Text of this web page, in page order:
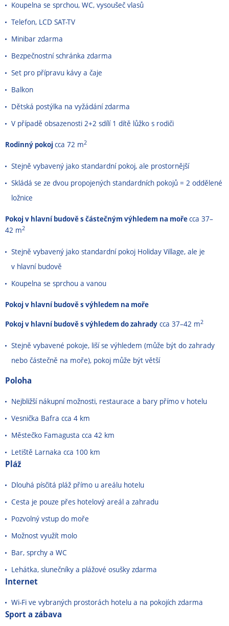
Koupelna se sprchou, WC, vysoušeč vlasů
Telefon, LCD SAT-TV
Minibar zdarma
Bezpečnostní schránka zdarma
Set pro přípravu kávy a čaje
Balkon
Dětská postýlka na vyžádání zdarma
V případě obsazenosti 2+2 sdílí 1 dítě lůžko s rodiči
Rodinný pokoj cca 72 m2
Stejně vybavený jako standardní pokoj, ale prostornější
Skládá se ze dvou propojených standardních pokojů = 2 oddělené
ložnice
Pokoj v hlavní budově s částečným výhledem na mořecca 37–
42 m2
Stejně vybavený jako standardní pokoj Holiday Village, ale je
v hlavní budově
Koupelna se sprchou a vanou
Pokoj v hlavní budově s výhledem na moře
Pokoj v hlavní budově s výhledem do zahrady cca 37–42 m2
Stejně vybavené pokoje, liší se výhledem (může být do zahrady
nebo částečně na moře), pokoj může být větší
Poloha
Nejbližší nákupní možnosti, restaurace a bary přímo v hotelu
Vesnička Bafra cca 4 km
Městečko Famagusta cca 42 km
Letiště Larnaka cca 100 km
Pláž
Dlouhá písčitá pláž přímo u areálu hotelu
Cesta je pouze přes hotelový areál a zahradu
Pozvolný vstup do moře
Možnost využít molo
Bar, sprchy a WC
Lehátka, slunečníky a plážové osušky zdarma
Internet
Wi-Fi ve vybraných prostorách hotelu a na pokojích zdarma
Sport a zábava